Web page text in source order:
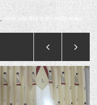
,rèm vải thô trơn một màu